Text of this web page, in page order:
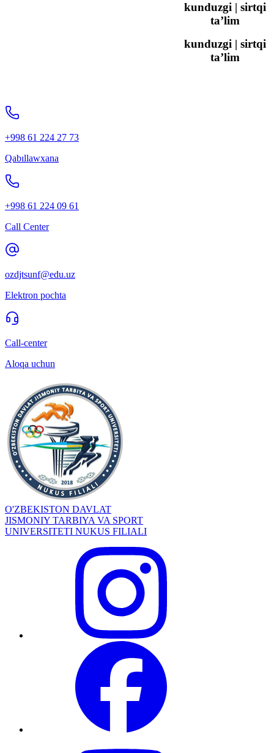
kunduzgi | sirtqi
ta’lim
kunduzgi | sirtqi
ta’lim
+998 61 224 27 73
Qabıllawxana
+998 61 224 09 61
Call Center
ozdjtsunf@edu.uz
Elektron pochta
Call-center
Aloqa uchun
O'ZBEKISTON DAVLAT
JISMONIY TARBIYA VA SPORT
UNIVERSITETI NUKUS FILIALI